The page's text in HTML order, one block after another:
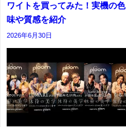
ワイトを買ってみた！実機の色
味や質感を紹介
2026年6月30日